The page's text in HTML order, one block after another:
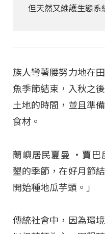
但天然又維護生態系
族人彎著腰努力地在
魚季節結束，入秋之
土地的時間，並且準
食材。
蘭嶼居民夏曼 ‧賈巴
墾的季節，在好月節
開始種地瓜芋頭。」
傳統社會中，因為環